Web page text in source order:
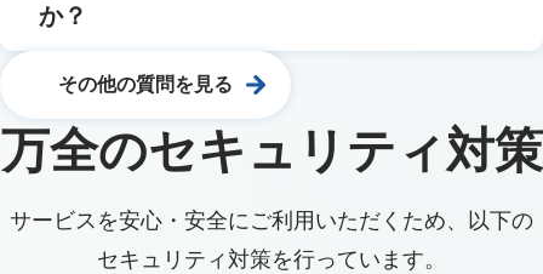
か？
その他の質問を見る
万全のセキュリティ対策
サービスを安心・安全にご利用いただくため、以下の
セキュリティ対策を行っています。